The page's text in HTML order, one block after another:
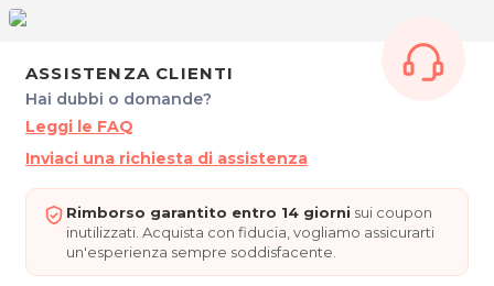
- Lezioni monografiche di pasticceria creativa, menu completi,
pesce…
l’amore e l’umiltà di riconoscere i propri limiti. Le parole d’ordine
sono: rigore, tecnica e qualità delle ricette, tutte sperimentate.
A casa non si cucina come gli Chef, ma si può trarre ispirazione dalle
loro idee. Il mio ruolo di “maestra di cucina” serve proprio a
mediare, rendendo più semplici e alla portata di chi cucina in casa i
loro accorgimenti. Mi pongo datramite tra la cucina creativa e
ASSISTENZA CLIENTI
Hai dubbi o domande?
Leggi le FAQ
Inviaci una richiesta di assistenza
Rimborso garantito entro 14 giorni sui coupon
inutilizzati. Acquista con fiducia, vogliamo assicurarti
un'esperienza sempre soddisfacente.